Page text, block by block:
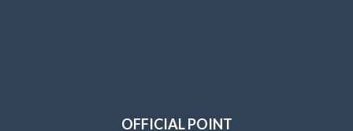
OFFICIAL POINT